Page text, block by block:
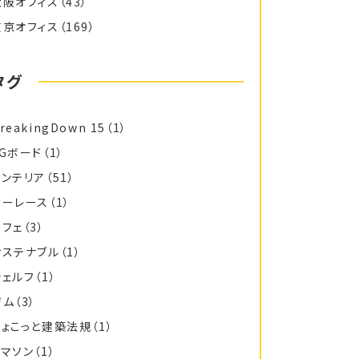
オフィス （169）
グ
15 （1）
ボード （1）
テリア （51）
レース （1）
ェ （3）
テナブル （1）
ルフ （1）
（3）
こっと建築法規 （1）
ソン （1）